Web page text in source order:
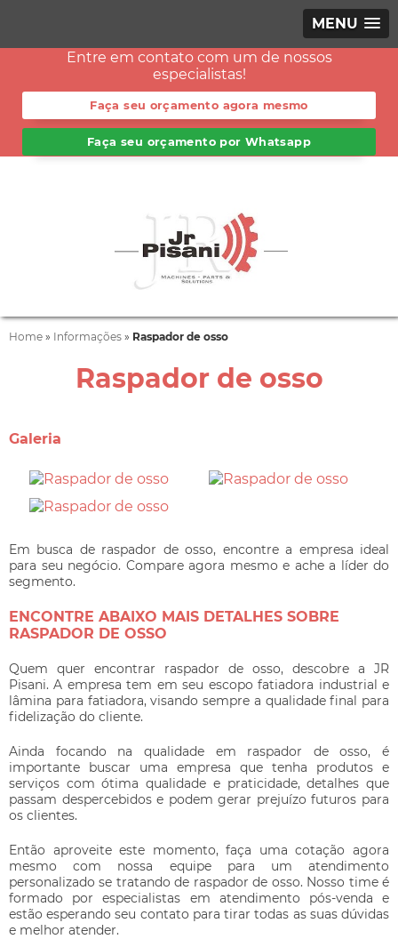
MENU
Entre em contato com um de nossos
especialistas!
Faça seu orçamento agora mesmo
Faça seu orçamento por Whatsapp
Home » Informações » Raspador de osso
Raspador de osso
Galeria
Em busca de raspador de osso, encontre a empresa ideal
para seu negócio. Compare agora mesmo e ache a líder do
segmento.
ENCONTRE ABAIXO MAIS DETALHES SOBRE
RASPADOR DE OSSO
Quem quer encontrar raspador de osso, descobre a JR
Pisani. A empresa tem em seu escopo fatiadora industrial e
lâmina para fatiadora, visando sempre a qualidade final para
fidelização do cliente.
Ainda focando na qualidade em raspador de osso, é
importante buscar uma empresa que tenha produtos e
serviços com ótima qualidade e praticidade, detalhes que
passam despercebidos e podem gerar prejuízo futuros para
os clientes.
Então aproveite este momento, faça uma cotação agora
mesmo com nossa equipe para um atendimento
personalizado se tratando de raspador de osso. Nosso time é
formado por especialistas em atendimento pós-venda e
estão esperando seu contato para tirar todas as suas dúvidas
e melhor atender.